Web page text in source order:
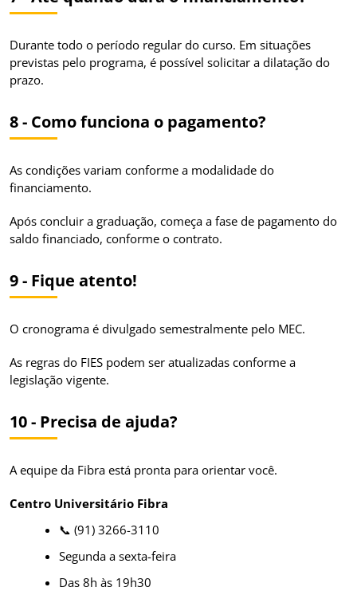
Durante todo o período regular do curso. Em situações
previstas pelo programa, é possível solicitar a dilatação do
prazo.
8 - Como funciona o pagamento?
As condições variam conforme a modalidade do
financiamento.
Após concluir a graduação, começa a fase de pagamento do
saldo financiado, conforme o contrato.
9 - Fique atento!
O cronograma é divulgado semestralmente pelo MEC.
As regras do FIES podem ser atualizadas conforme a
legislação vigente.
10 - Precisa de ajuda?
A equipe da Fibra está pronta para orientar você.
Centro Universitário Fibra
📞 (91) 3266-3110
Segunda a sexta-feira
Das 8h às 19h30